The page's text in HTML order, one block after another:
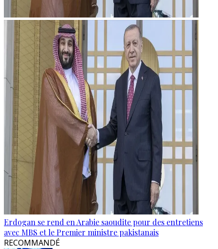
Erdogan se rend en Arabie saoudite pour des entretiens
avec MBS et le Premier ministre pakistanais
RECOMMANDÉ